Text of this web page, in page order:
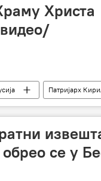
Христа
Патријарх
се у